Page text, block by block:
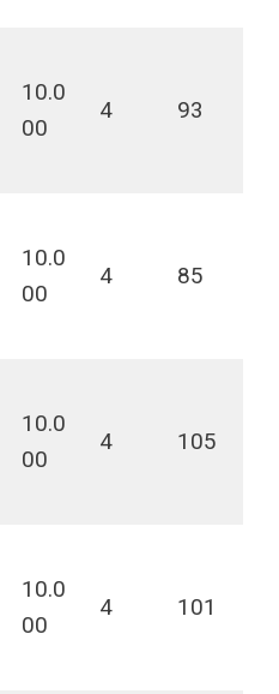
10.0
00
4 93
10.0
00
4 85
10.0
00
4 105
10.0
00
4 101